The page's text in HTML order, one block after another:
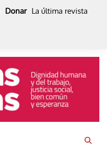
Donar La última revista